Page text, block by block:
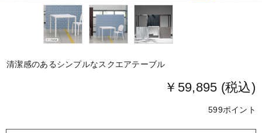
清潔感のあるシンプルなスクエアテーブル
￥59,895 (税込)
599ポイント